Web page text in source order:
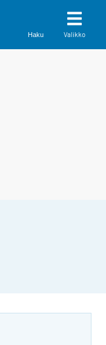
Haku Valikko